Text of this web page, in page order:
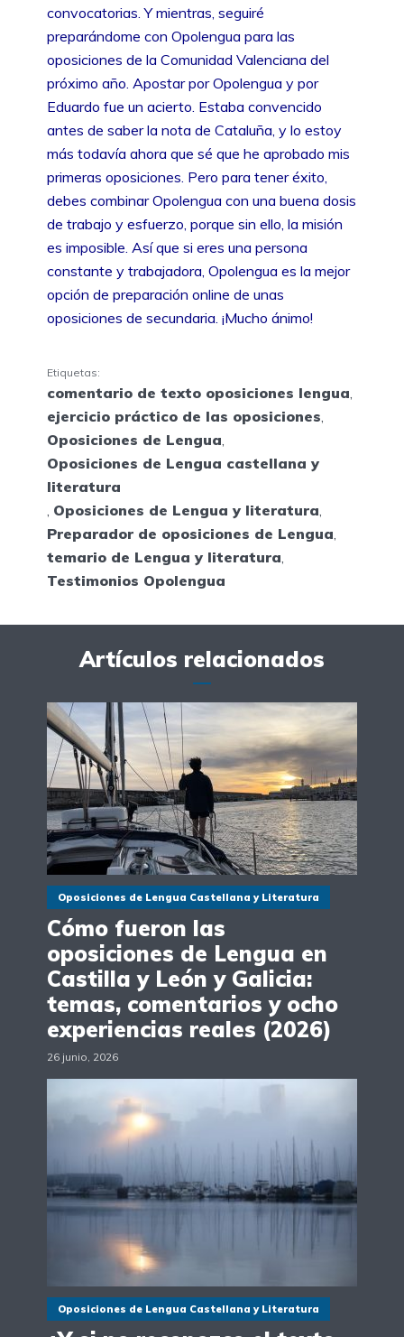
convocatorias. Y mientras, seguiré
preparándome con Opolengua para las
oposiciones de la Comunidad Valenciana del
próximo año. Apostar por Opolengua y por
Eduardo fue un acierto. Estaba convencido
antes de saber la nota de Cataluña, y lo estoy
más todavía ahora que sé que he aprobado mis
primeras oposiciones. Pero para tener éxito,
debes combinar Opolengua con una buena dosis
de trabajo y esfuerzo, porque sin ello, la misión
es imposible. Así que si eres una persona
constante y trabajadora, Opolengua es la mejor
opción de preparación online de unas
oposiciones de secundaria. ¡Mucho ánimo!
Etiquetas:
comentario de texto oposiciones lengua,
ejercicio práctico de las oposiciones,
Oposiciones de Lengua,
Oposiciones de Lengua castellana y
literatura
, Oposiciones de Lengua y literatura,
Preparador de oposiciones de Lengua,
temario de Lengua y literatura,
Testimonios Opolengua
Artículos relacionados
Oposiciones de Lengua Castellana y Literatura
Cómo fueron las
oposiciones de Lengua en
Castilla y León y Galicia:
temas, comentarios y ocho
experiencias reales (2026)
26 junio, 2026
Oposiciones de Lengua Castellana y Literatura